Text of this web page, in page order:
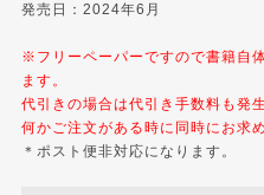
発売日：2024年6月
※フリーペーパーですので書籍自
ます。
代引きの場合は代引き手数料も発
何かご注文がある時に同時にお求
＊ポスト便非対応になります。